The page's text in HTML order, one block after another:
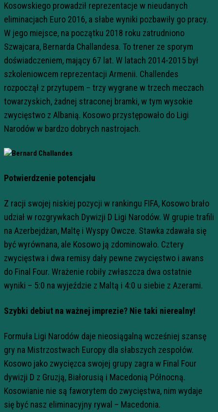
Kosowskiego prowadził reprezentacje w nieudanych
eliminacjach Euro 2016, a słabe wyniki pozbawiły go pracy.
W jego miejsce, na początku 2018 roku zatrudniono
Szwajcara, Bernarda Challandesa. To trener ze sporym
doświadczeniem, mający 67 lat. W latach 2014-2015 był
szkoleniowcem reprezentacji Armenii. Challendes
rozpoczął z przytupem – trzy wygrane w trzech meczach
towarzyskich, żadnej straconej bramki, w tym wysokie
zwycięstwo z Albanią. Kosowo przystępowało do Ligi
Narodów w bardzo dobrych nastrojach.
Potwierdzenie potencjału
Z racji swojej niskiej pozycji w rankingu FIFA, Kosowo brało
udział w rozgrywkach Dywizji D Ligi Narodów. W grupie trafili
na Azerbejdżan, Maltę i Wyspy Owcze. Stawka zdawała się
być wyrównana, ale Kosowo ją zdominowało. Cztery
zwycięstwa i dwa remisy dały pewne zwycięstwo i awans
do Final Four. Wrażenie robiły zwłaszcza dwa ostatnie
wyniki – 5:0 na wyjeździe z Maltą i 4:0 u siebie z Azerami.
Szybki debiut na ważnej imprezie? Nie taki nierealny!
Formuła Ligi Narodów daje nieosiągalną wcześniej szansę
gry na Mistrzostwach Europy dla słabszych zespołów.
Kosowo jako zwycięzca swojej grupy zagra w Final Four
dywizji D z Gruzją, Białorusią i Macedonią Północną.
Kosowianie nie są faworytem do zwycięstwa, nim wydaje
się być nasz eliminacyjny rywal – Macedonia.